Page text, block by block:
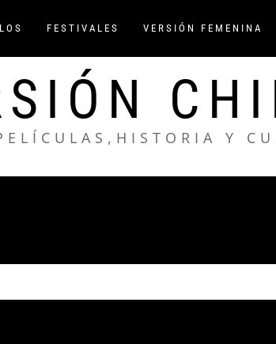
FESTIVALES VERSIÓN FEMENINA
Y